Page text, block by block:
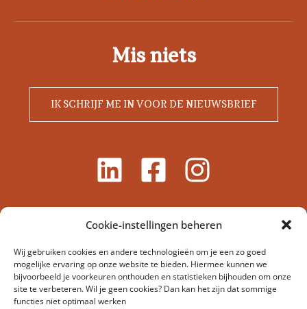
Cookie-instellingen beheren
Wij gebruiken cookies en andere technologieën om je een zo goed
mogelijke ervaring op onze website te bieden. Hiermee kunnen we
bijvoorbeeld je voorkeuren onthouden en statistieken bijhouden om onze
site te verbeteren. Wil je geen cookies? Dan kan het zijn dat sommige
functies niet optimaal werken
Mis niets
IK SCHRIJF ME IN VOOR DE NIEUWSBRIEF